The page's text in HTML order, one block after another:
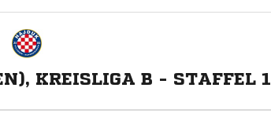
KREISLIGA B - STAFFEL 1